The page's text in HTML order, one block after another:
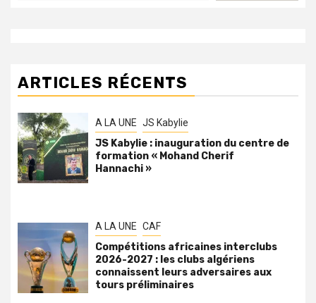
ARTICLES RÉCENTS
A LA UNE JS Kabylie
JS Kabylie : inauguration du centre de
formation « Mohand Cherif
Hannachi »
A LA UNE CAF
Compétitions africaines interclubs
2026-2027 : les clubs algériens
connaissent leurs adversaires aux
tours préliminaires